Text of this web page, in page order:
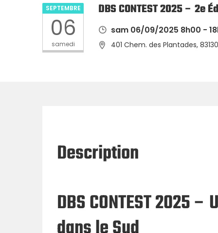
SEPTEMBRE
06
samedi
DBS CONTEST 2025 – 2e
sam 06/09/2025 8h00 -
401 Chem. des Plantades,
Description
DBS CONTEST 2025